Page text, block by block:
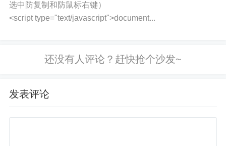
选中防复制和防鼠标右键）
<script type="text/javascript">document...
发表评论